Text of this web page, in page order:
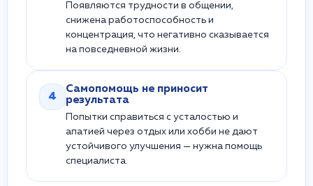
Появляются трудности в общении,
снижена работоспособность и
концентрация, что негативно сказывается
на повседневной жизни.
4
Самопомощь не приносит
результата
Попытки справиться с усталостью и
апатией через отдых или хобби не дают
устойчивого улучшения — нужна помощь
специалиста.